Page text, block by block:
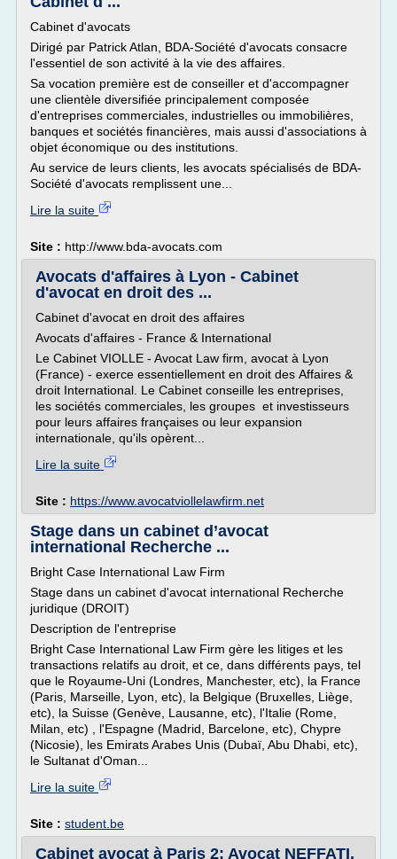
Cabinet d'avocats
Dirigé par Patrick Atlan, BDA-Société d'avocats consacre
l'essentiel de son activité à la vie des affaires.
Sa vocation première est de conseiller et d'accompagner
une clientèle diversifiée principalement composée
d'entreprises commerciales, industrielles ou immobilières,
banques et sociétés financières, mais aussi d'associations à
objet économique ou des institutions.
Au service de leurs clients, les avocats spécialisés de BDA-
Société d'avocats remplissent une...
Lire la suite
Site : http://www.bda-avocats.com
Avocats d'affaires à Lyon - Cabinet
d'avocat en droit des ...
Cabinet d'avocat en droit des affaires
Avocats d'affaires - France & International
Le Cabinet VIOLLE - Avocat Law firm, avocat à Lyon
(France) - exerce essentiellement en droit des Affaires &
droit International. Le Cabinet conseille les entreprises,
les sociétés commerciales, les groupes et investisseurs
pour leurs affaires françaises ou leur expansion
internationale, qu'ils opèrent...
Lire la suite
Site : https://www.avocatviollelawfirm.net
Stage dans un cabinet d’avocat
international Recherche ...
Bright Case International Law Firm
Stage dans un cabinet d'avocat international Recherche
juridique (DROIT)
Description de l'entreprise
Bright Case International Law Firm gère les litiges et les
transactions relatifs au droit, et ce, dans différents pays, tel
que le Royaume-Uni (Londres, Manchester, etc), la France
(Paris, Marseille, Lyon, etc), la Belgique (Bruxelles, Liège,
etc), la Suisse (Genève, Lausanne, etc), l'Italie (Rome,
Milan, etc) , l'Espagne (Madrid, Barcelone, etc), Chypre
(Nicosie), les Emirats Arabes Unis (Dubaï, Abu Dhabi, etc),
le Sultanat d'Oman...
Lire la suite
Site : student.be
Cabinet avocat à Paris 2: Avocat NEFFATI,